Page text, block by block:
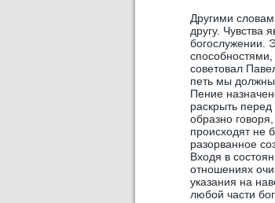
Другими
другу. Чувства
богослужении.
советовал
петь мы
Пение
раскрыть
образно
происходят не
разорванное
Входя в
отношениях
указания на
любой части